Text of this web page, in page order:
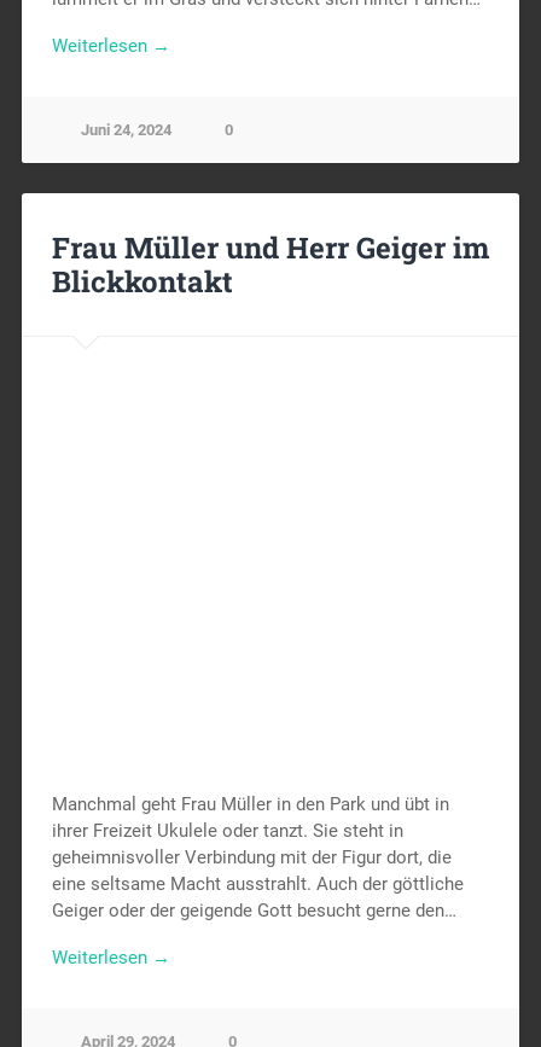
Weiterlesen →
Juni 24, 2024 0
Frau Müller und Herr Geiger im
Blickkontakt
Manchmal geht Frau Müller in den Park und übt in
ihrer Freizeit Ukulele oder tanzt. Sie steht in
geheimnisvoller Verbindung mit der Figur dort, die
eine seltsame Macht ausstrahlt. Auch der göttliche
Geiger oder der geigende Gott besucht gerne den…
Weiterlesen →
April 29, 2024 0